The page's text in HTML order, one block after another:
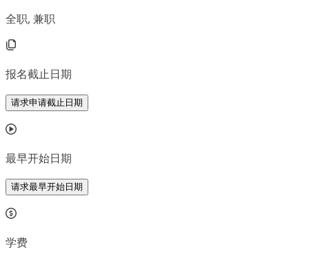
全职, 兼职
报名截止日期
请求申请截止日期
最早开始日期
请求最早开始日期
学费